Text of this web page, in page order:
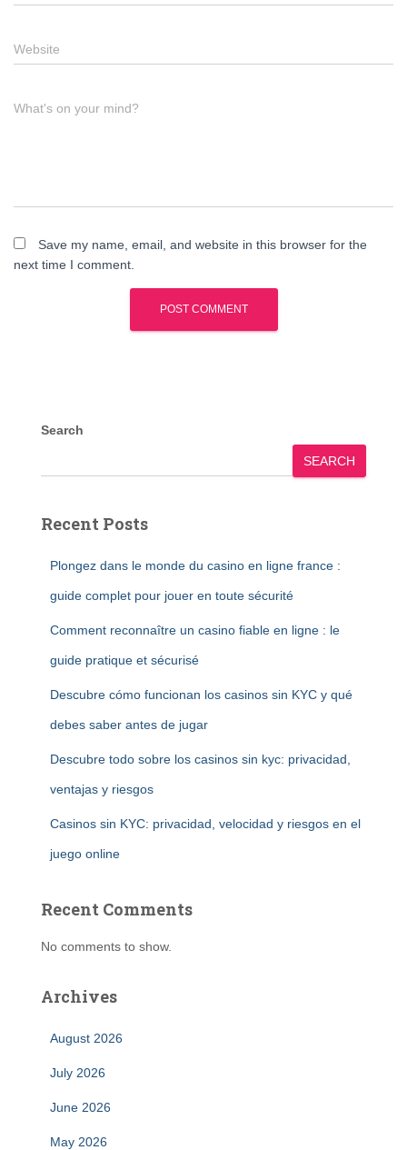
Website
What's on your mind?
Save my name, email, and website in this browser for the
next time I comment.
Search
SEARCH
Recent Posts
Plongez dans le monde du casino en ligne france :
guide complet pour jouer en toute sécurité
Comment reconnaître un casino fiable en ligne : le
guide pratique et sécurisé
Descubre cómo funcionan los casinos sin KYC y qué
debes saber antes de jugar
Descubre todo sobre los casinos sin kyc: privacidad,
ventajas y riesgos
Casinos sin KYC: privacidad, velocidad y riesgos en el
juego online
Recent Comments
No comments to show.
Archives
August 2026
July 2026
June 2026
May 2026